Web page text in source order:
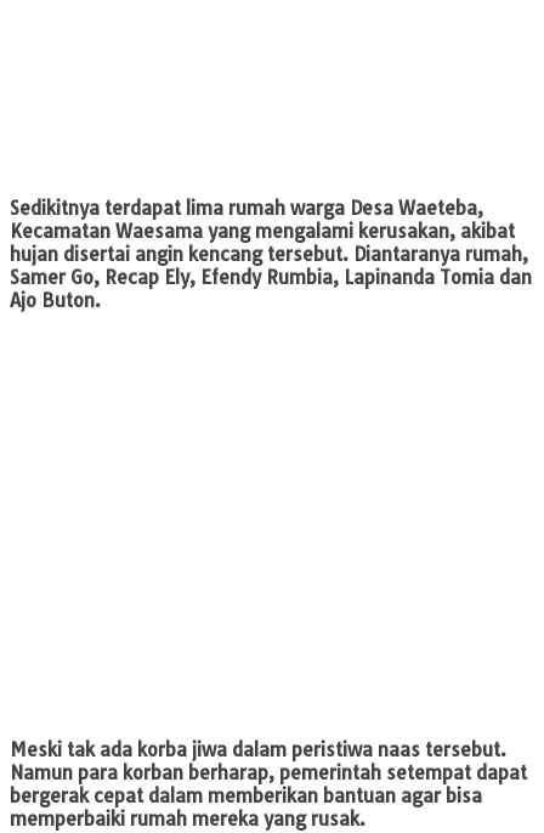
Sedikitnya terdapat lima rumah warga Desa Waeteba,
Kecamatan Waesama yang mengalami kerusakan, akibat
hujan disertai angin kencang tersebut. Diantaranya rumah,
Samer Go, Recap Ely, Efendy Rumbia, Lapinanda Tomia dan
Ajo Buton.
Meski tak ada korba jiwa dalam peristiwa naas tersebut.
Namun para korban berharap, pemerintah setempat dapat
bergerak cepat dalam memberikan bantuan agar bisa
memperbaiki rumah mereka yang rusak.